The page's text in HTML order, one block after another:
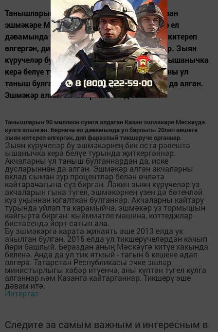
Танышларын 90 миллион сумга алдаган Казан
эшмәкәре Мәскәүдә кулга алынган. Берничә ел
дәвамында ул барлыгы 20ләп кешегә зыян китереп
өлгергән, дип фаразлый тикшерүче органнар. Зыян
күручеләр бу эшмәкәрнең бик оста рәвештә ышанычка
керә белүе турында җиткергәннәр. Акчаларны ул
таныш булганнардан да, иске дусларыннан да алган.
Эшмәкәр алган акчаларны вклад сыман...
Танышларын 90 миллион сумга алдаган Казан эшмәкәре Мәскәүдә
кулга алынган. Берничә ел дәвамында ул барлыгы 20ләп кешегә
зыян китереп өлгергән, дип фаразлый тикшерүче органнар.
Зыян күручеләр бу эшмәкәрнең бик оста рәвештә
ышанычка керә белүе турында җиткергәннәр.
Акчаларны ул таныш булганнардан да, иске
дусларыннан да алган. Эшмәкәр алган акчаларны
вклад сыман зур процентлар белән өчләтә
кайтарачагына сүз биргән. Ләкин зыян күрүчеләр үз
акчаларын гына түгел, эшмәкәрнең үзен дә бөтенләй
күз уңыннан югалткан булганнар. Акчаларны кайтару
турында уйлап та карамыйча, эшмәкәр үз тормышын
кайгырта биргән: кыйммәтле машина, коттеджлар
бистәсендә йорт сатып ала.
Бу эшмәкәргә карата җинаять эше 2013 елда ук
ачылган булган. 2015 елда ул тикшерүчеләрдән качып
йөри башлый. Бераздан аның Мәскәүгә китүе хакында
беленә. Анда да ул тик ятмый - тагын 6 кешене адап
өлгерә. Татарстан Республикасы эчке эшләр
министырлыгы хәбәр итүенчә, аны күптән түгел кулга
алганнар һәм Казанга кайтарганнар. Тикшерү эше
дәвам итә.
Интертат
Следите за самым важным и интересным в